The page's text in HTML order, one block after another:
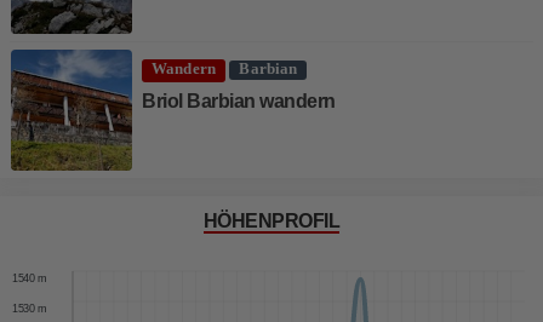
Wandern Barbian
Briol Barbian wandern
HÖHENPROFIL
1530 m
1540 m